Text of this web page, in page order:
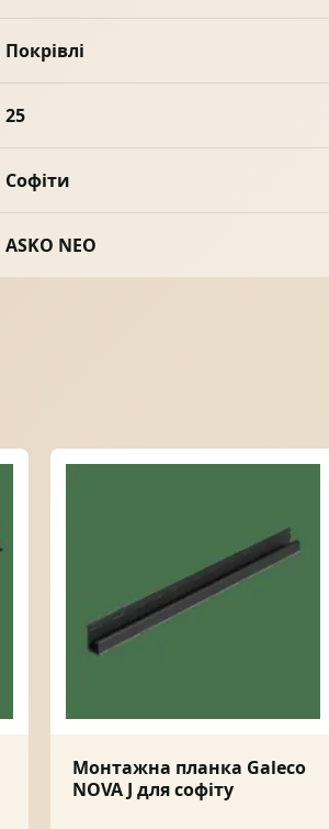
Покрівлі
25
Софіти
ASKO NEO
Монтажна планка Galeco
NOVA J для софіту